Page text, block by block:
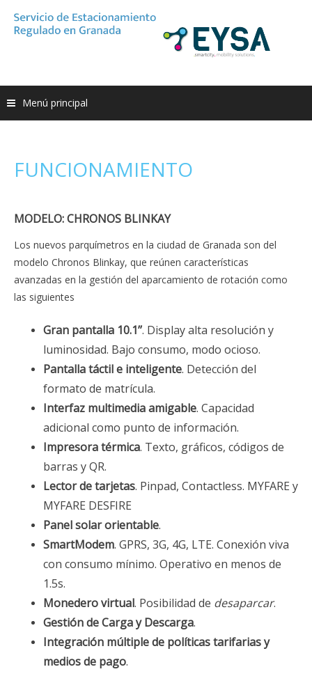
Menú principal
FUNCIONAMIENTO
MODELO: CHRONOS BLINKAY
Los nuevos parquímetros en la ciudad de Granada son del
modelo Chronos Blinkay, que reúnen características
avanzadas en la gestión del aparcamiento de rotación como
las siguientes
Gran pantalla 10.1’’. Display alta resolución y
luminosidad. Bajo consumo, modo ocioso.
Pantalla táctil e inteligente. Detección del
formato de matrícula.
Interfaz multimedia amigable. Capacidad
adicional como punto de información.
Impresora térmica. Texto, gráficos, códigos de
barras y QR.
Lector de tarjetas. Pinpad, Contactless. MYFARE y
MYFARE DESFIRE
Panel solar orientable.
SmartModem. GPRS, 3G, 4G, LTE. Conexión viva
con consumo mínimo. Operativo en menos de
1.5s.
Monedero virtual. Posibilidad de desaparcar.
Gestión de Carga y Descarga.
Integración múltiple de políticas tarifarias y
medios de pago.